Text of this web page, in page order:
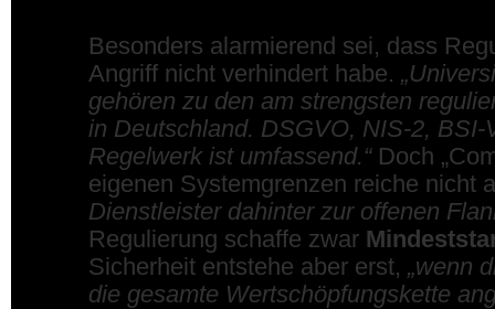
Besonders alarmierend sei, dass
Angriff nicht verhindert habe.
gehören zu den am strengsten
in Deutschland. DSGVO, NIS-2, BSI-
Regelwerk ist umfassend.“Doch
eigenen Systemgrenzen reiche nicht
Dienstleister dahinter zur offenen
Regulierung schaffe zwar
Sicherheit entstehe aber erst, „wenn
die gesamte Wertschöpfungskette